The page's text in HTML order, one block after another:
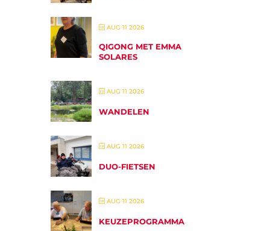
AUG 11 2026
QIGONG MET EMMA
SOLARES
AUG 11 2026
WANDELEN
AUG 11 2026
DUO-FIETSEN
AUG 11 2026
KEUZEPROGRAMMA